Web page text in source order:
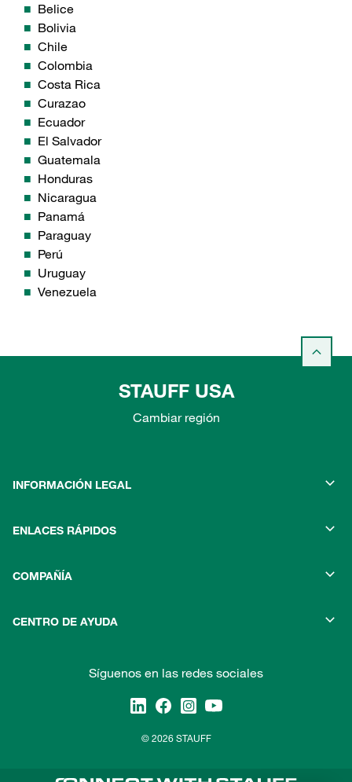
Belice
Bolivia
Chile
Colombia
Costa Rica
Curazao
Ecuador
El Salvador
Guatemala
Honduras
Nicaragua
Panamá
Paraguay
Perú
Uruguay
Venezuela
STAUFF USA
Cambiar región
INFORMACIÓN LEGAL
ENLACES RÁPIDOS
COMPAÑÍA
CENTRO DE AYUDA
Síguenos en las redes sociales
© 2026 STAUFF